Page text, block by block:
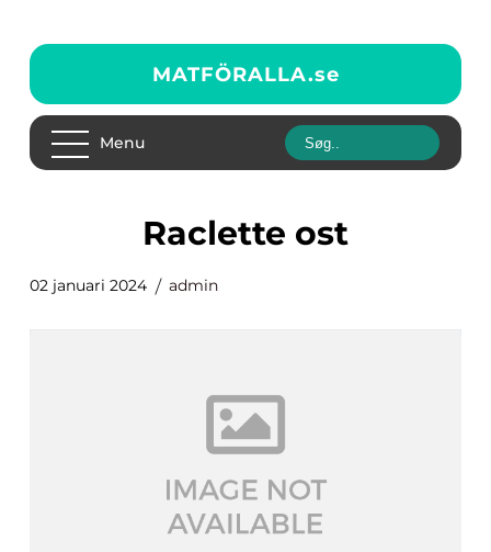
MATFÖRALLA.se
Menu
raclette ost
02 januari 2024 admin